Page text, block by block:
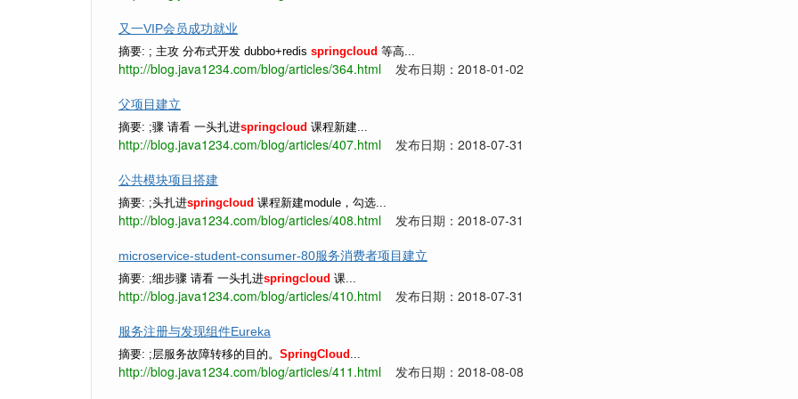
又一VIP会员成功就业
摘要: ; 主攻 分布式开发 dubbo+redis springcloud 等高...
http://blog.java1234.com/blog/articles/364.html 发布日期：2018-01-02
父项目建立
摘要: ;骤 请看 一头扎进springcloud 课程新建...
http://blog.java1234.com/blog/articles/407.html 发布日期：2018-07-31
公共模块项目搭建
摘要: ;头扎进springcloud 课程新建module，勾选...
http://blog.java1234.com/blog/articles/408.html 发布日期：2018-07-31
microservice-student-consumer-80服务消费者项目建立
摘要: ;细步骤 请看 一头扎进springcloud 课...
http://blog.java1234.com/blog/articles/410.html 发布日期：2018-07-31
服务注册与发现组件Eureka
摘要: ;层服务故障转移的目的。 SpringCloud ...
http://blog.java1234.com/blog/articles/411.html 发布日期：2018-08-08